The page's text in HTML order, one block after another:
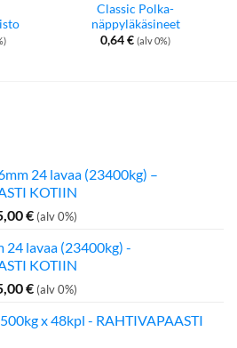
Classic Polka-
näppyläkäsineet
0,64€ (alv 0%)
24 lavaa (23400kg) –
KOTIIN
€.
€Nykyinen
on:
275,00 €.
(alv 0%)
24 lavaa (23400kg) -
KOTIIN
€Nykyinen
on:
(alv 0%)
x 48kpl - RAHTIVAPAASTI